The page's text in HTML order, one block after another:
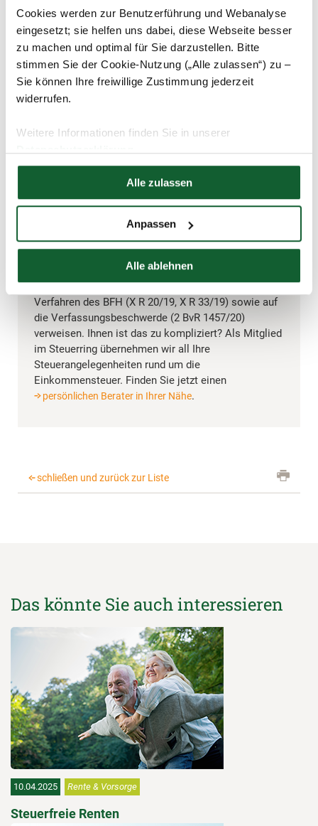
Cookies werden zur Benutzerführung und Webanalyse
eingesetzt; sie helfen uns dabei, diese Webseite besser
zu machen und optimal für Sie darzustellen. Bitte
stimmen Sie der Cookie-Nutzung („Alle zulassen“) zu –
Sie können Ihre freiwillige Zustimmung jederzeit
widerrufen.
Weitere Informationen finden Sie in unserer
Hier finden Sie unserImpressum
Alle zulassen
Anpassen
Alle ablehnen
nachdem das alte Gesetz bereits gekippt wurde. Aufgrund
der möglichen verfassungswidrigen Doppelbesteuerung
steht jedoch auch das „neue“ Alterseinkünftegesetz schon
länger in der Kritik. Mittlerweile beschäftigen sich mehrere
Finanzgerichte und der
BFHmit Klagen zur
Rentenbesteuerung. Sogar dem Bundesverfassungsgericht
zwei Verfahren ab Mai verhandeln und eine
Beziehen Sie eine Altersrente seit 2005 und müssen
Einspruch einlegen
Ihres Verfahrens beantragen und auf die anhängigen
Verfahren des BFH (X R 20/19, X R 33/19) sowie auf
die Verfassungsbeschwerde (2 BvR 1457/20)
verweisen. Ihnen ist das zu kompliziert? Als Mitglied
im Steuerring übernehmen wir all Ihre
Steuerangelegenheiten rund um die
Einkommensteuer. Finden Sie jetzt einen
persönlichen Berater in Ihrer Nähe.
schließen und zurück zur Liste
Das könnte Sie auch interessieren
10.04.2025 Rente & Vorsorge
Steuerfreie Renten